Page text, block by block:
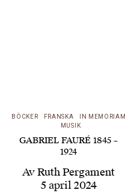
film, filosofi,…
BÖCKER FRANSKA
IN MEMORIAM
MUSIK
GABRIEL FAURÉ 1845 –
1924
AvRuth Pergament
5 april 2024